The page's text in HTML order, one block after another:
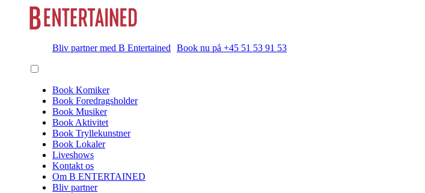
Bliv partner med B Entertained Book nu på +45 51 53 91 53
Book Komiker
Book Foredragsholder
Book Musiker
Book Aktivitet
Book Tryllekunstner
Book Lokaler
Liveshows
Kontakt os
Om B ENTERTAINED
Bliv partner